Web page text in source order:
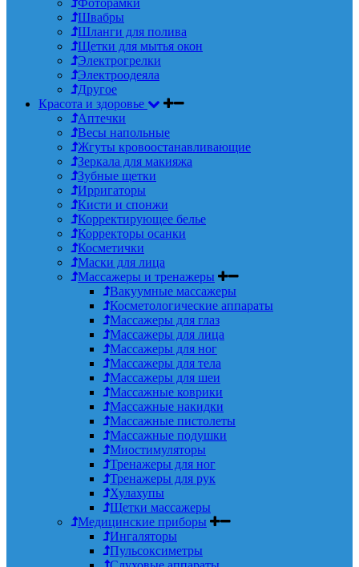
Швабры
Шланги для полива
Щетки для мытья окон
Электрогрелки
Электроодеяла
Другое
Красота и здоровье
Аптечки
Весы напольные
Жгуты кровоостанавливающие
Зеркала для макияжа
Зубные щетки
Ирригаторы
Кисти и спонжи
Корректирующее белье
Корректоры осанки
Косметички
Маски для лица
Массажеры и тренажеры
Вакуумные массажеры
Косметологические аппараты
Массажеры для глаз
Массажеры для лица
Массажеры для ног
Массажеры для тела
Массажеры для шеи
Массажные коврики
Массажные накидки
Массажные пистолеты
Массажные подушки
Миостимуляторы
Тренажеры для ног
Тренажеры для рук
Хулахупы
Щетки массажеры
Медицинские приборы
Ингаляторы
Пульсоксиметры